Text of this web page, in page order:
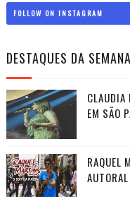
FOLLOW ON INSTAGRAM
DESTAQUES DA
EM SÃO
RAQUEL